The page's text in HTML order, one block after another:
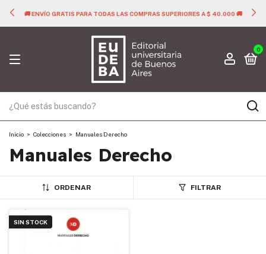
🚚 ENVÍO GRATIS PARA TODAS LAS COMPRAS SUPERIORES A $ 40.000 🚚
0
Inicio > Colecciones > Manuales Derecho
Manuales Derecho
ORDENAR FILTRAR
SIN STOCK